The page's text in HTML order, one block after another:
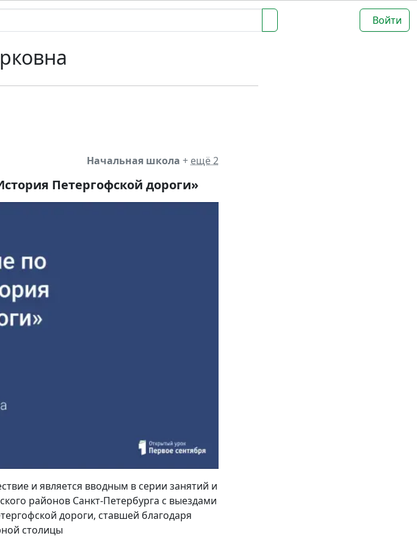
Войти
Начальная школа + ещё 2
Петергофской дороги»
и является вводным в серии занятий и
районов Санкт-Петербурга с выездами
дороги, ставшей благодаря
столицы